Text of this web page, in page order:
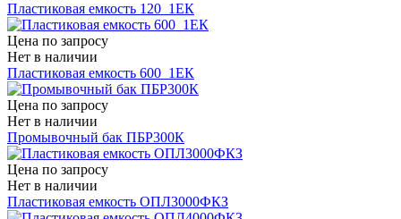
Пластиковая емкость 120_1ЕК
Цена по запросу
Нет в наличии
Пластиковая емкость 600_1ЕК
Цена по запросу
Нет в наличии
Промывочный бак ПБР300К
Цена по запросу
Нет в наличии
Пластиковая емкость ОПЛ3000ФКЗ